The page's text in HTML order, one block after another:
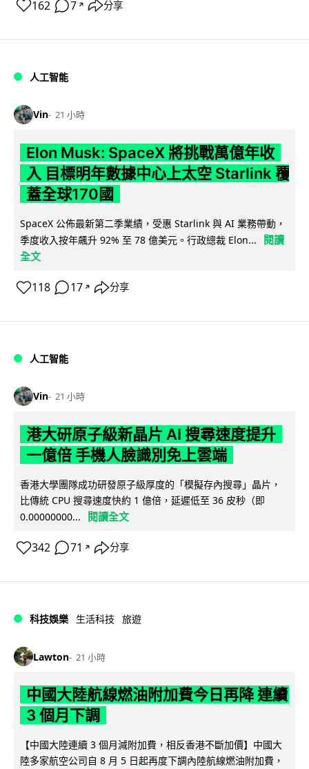
162 7 ↗ 分享
人工智能
Vin 21 小時
Elon Musk: SpaceX 將挑戰萬億年收
入 目標明年數據中心上太空 Starlink 覆
蓋全球170國
SpaceX 公佈最新第二季業績，受惠 Starlink 與 AI 業務帶動，
季度收入按年飆升 92% 至 78 億美元。行政總裁 Elon...
閱讀
全文
118 17 ↗ 分享
人工智能
Vin 21 小時
港大研原子級新晶片 AI 搜尋速度提升
一億倍 手機人臉識別免上雲端
香港大學團隊成功研發原子級厚度的「模擬存內搜尋」晶片，
比傳統 CPU 搜尋速度快約 1 億倍，延遲低至 36 皮秒（即
0.00000000...
閱讀全文
342 71 ↗ 分享
科技娛樂 生活科技 旅遊
Lawton 21 小時
中國大陸航線燃油附加費今日再降 連續
3 個月下調
【中國大陸連續 3 個月減附加費，相反香港不斷加價】中國大
陸多家航空公司自 8 月 5 日起再度下調內陸航線燃油附加費，